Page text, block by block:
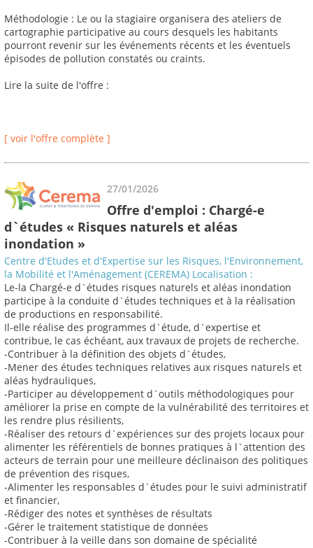
Méthodologie : Le ou la stagiaire organisera des ateliers de
cartographie participative au cours desquels les habitants
pourront revenir sur les événements récents et les éventuels
épisodes de pollution constatés ou craints.
Lire la suite de l'offre :
[ voir l'offre complète ]
27/01/2026
Offre d'emploi : Chargé-e
d`études « Risques naturels et aléas
inondation »
Centre d'Etudes et d'Expertise sur les Risques, l'Environnement,
la Mobilité et l'Aménagement (CEREMA) Localisation :
Le-la Chargé-e d`études risques naturels et aléas inondation
participe à la conduite d`études techniques et à la réalisation
de productions en responsabilité.
Il-elle réalise des programmes d`étude, d`expertise et
contribue, le cas échéant, aux travaux de projets de recherche.
-Contribuer à la définition des objets d`études,
-Mener des études techniques relatives aux risques naturels et
aléas hydrauliques,
-Participer au développement d`outils méthodologiques pour
améliorer la prise en compte de la vulnérabilité des territoires et
les rendre plus résilients,
-Réaliser des retours d`expériences sur des projets locaux pour
alimenter les référentiels de bonnes pratiques à l`attention des
acteurs de terrain pour une meilleure déclinaison des politiques
de prévention des risques,
-Alimenter les responsables d`études pour le suivi administratif
et financier,
-Rédiger des notes et synthèses de résultats
-Gérer le traitement statistique de données
-Contribuer à la veille dans son domaine de spécialité